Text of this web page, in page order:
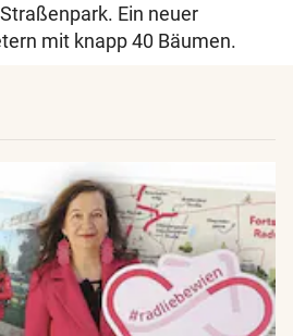
Ein neuer
mit knapp 40 Bäumen.